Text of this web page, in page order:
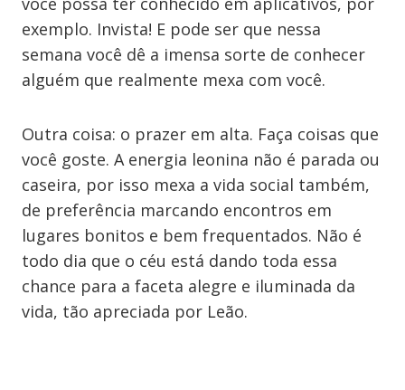
exemplo. Invista! E pode ser que nessa
semana você dê a imensa sorte de conhecer
alguém que realmente mexa com você.
Outra coisa: o prazer em alta. Faça coisas que
você goste. A energia leonina não é parada ou
caseira, por isso mexa a vida social também,
de preferência marcando encontros em
lugares bonitos e bem frequentados. Não é
todo dia que o céu está dando toda essa
chance para a faceta alegre e iluminada da
vida, tão apreciada por Leão.